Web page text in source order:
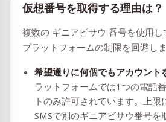
仮想番号を取得する理由は？
複数の ギニアビサウ 番号を使用し
プラットフォームの制限を回避しま
希望通りに何個でもアカウント
ラットフォームでは1つの電話
トのみ許可されています。上限
SMSで別のギニアビサウ番号を